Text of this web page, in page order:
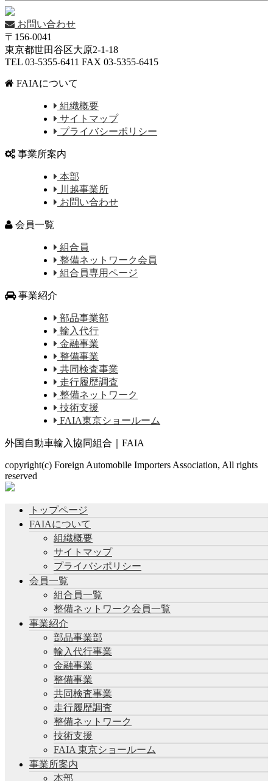
お問い合わせ
〒156-0041
東京都世田谷区大原2-1-18
TEL 03-5355-6411 FAX 03-5355-6415
FAIAについて
組織概要
サイトマップ
プライバシーポリシー
事業所案内
本部
川越事業所
お問い合わせ
会員一覧
組合員
整備ネットワーク会員
組合員専用ページ
事業紹介
部品事業部
輸入代行
金融事業
整備事業
共同検査事業
走行履歴調査
整備ネットワーク
技術支援
FAIA東京ショールーム
外国自動車輸入協同組合｜FAIA
copyright(c) Foreign Automobile Importers Association, All rights
reserved
トップページ
FAIAについて
組織概要
サイトマップ
プライバシポリシー
会員一覧
組合員一覧
整備ネットワーク会員一覧
事業紹介
部品事業部
輸入代行事業
金融事業
整備事業
共同検査事業
走行履歴調査
整備ネットワーク
技術支援
FAIA 東京ショールーム
事業所案内
本部